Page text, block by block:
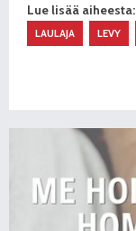
Lue lisää aiheesta:
LAULAJA LEVY